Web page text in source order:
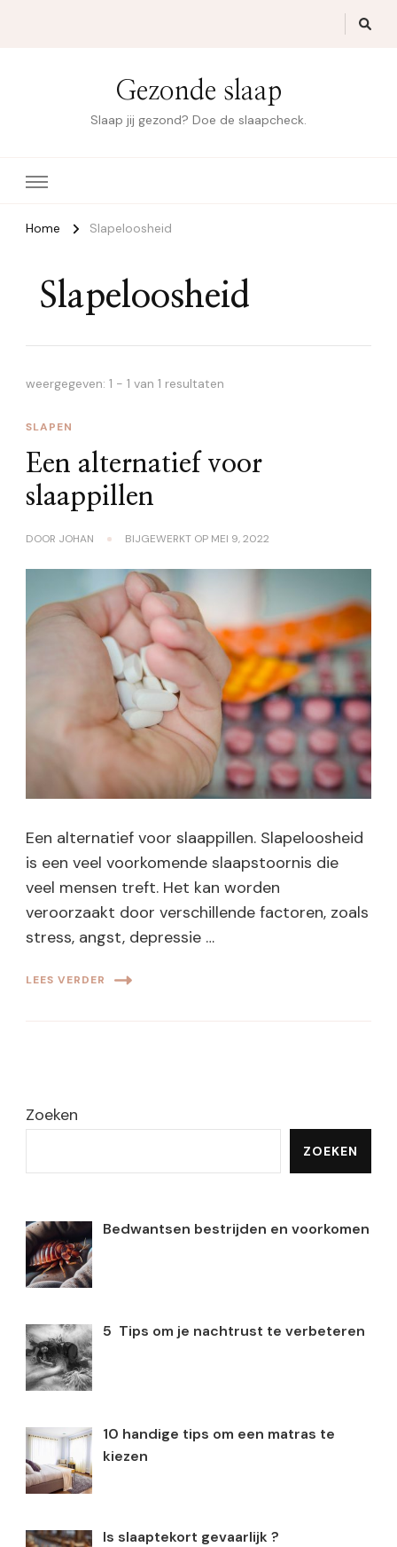
Gezonde slaap
Slaap jij gezond? Doe de slaapcheck.
Home Slapeloosheid
Slapeloosheid
weergegeven: 1 - 1 van 1 resultaten
SLAPEN
Een alternatief voor
slaappillen
DOOR JOHAN BIJGEWERKT OP MEI 9, 2022
Een alternatief voor slaappillen. Slapeloosheid
is een veel voorkomende slaapstoornis die
veel mensen treft. Het kan worden
veroorzaakt door verschillende factoren, zoals
stress, angst, depressie …
LEES VERDER
Zoeken
ZOEKEN
Bedwantsen bestrijden en voorkomen
5 Tips om je nachtrust te verbeteren
10 handige tips om een matras te
kiezen
Is slaaptekort gevaarlijk ?